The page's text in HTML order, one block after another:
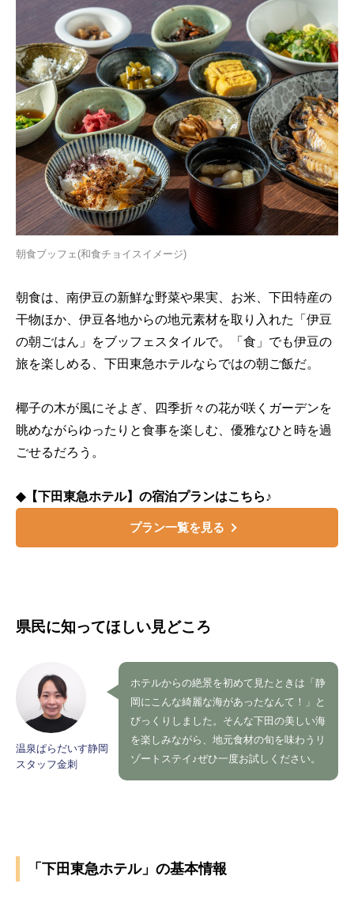
朝食ブッフェ(和食チョイスイメージ)
朝食は、南伊豆の新鮮な野菜や果実、お米、下田特産の
干物ほか、伊豆各地からの地元素材を取り入れた「伊豆
の朝ごはん」をブッフェスタイルで。「食」でも伊豆の
旅を楽しめる、下田東急ホテルならではの朝ご飯だ。
椰子の木が風にそよぎ、四季折々の花が咲くガーデンを
眺めながらゆったりと食事を楽しむ、優雅なひと時を過
ごせるだろう。
◆【下田東急ホテル】の宿泊プランはこちら♪
プラン一覧を見る
県民に知ってほしい見どころ
温泉ぱらだいす静岡
スタッフ金刺
ホテルからの絶景を初めて見たときは「静
岡にこんな綺麗な海があったなんて！」と
びっくりしました。そんな下田の美しい海
を楽しみながら、地元食材の旬を味わうリ
ゾートステイ♪ぜひ一度お試しください。
「下田東急ホテル」の基本情報